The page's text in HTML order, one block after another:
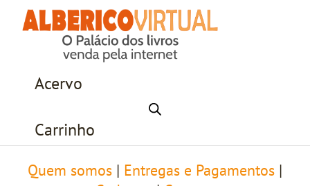
Acervo
Carrinho
Quem somos Entregas e Pagamentos